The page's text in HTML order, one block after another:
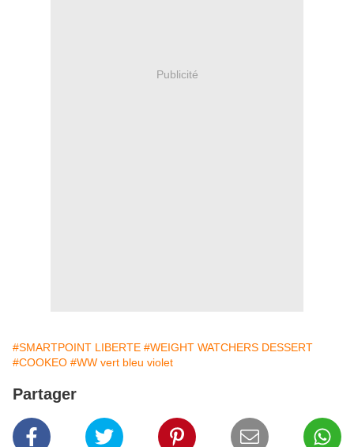
Publicité
#SMARTPOINT LIBERTE #WEIGHT WATCHERS DESSERT
#COOKEO #WW vert bleu violet
Partager